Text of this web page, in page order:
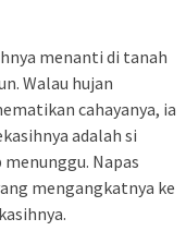
menanti di tanah
Walau hujan
cahayanya, ia
adalah si
Napas
mengangkatnya ke